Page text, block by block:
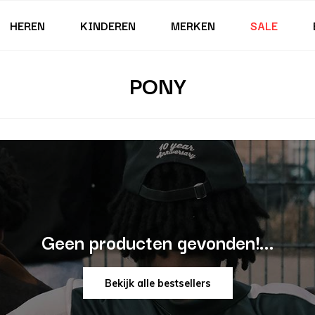
HEREN KINDEREN MERKEN SALE
PONY
Geen producten gevonden!...
Bekijk alle bestsellers